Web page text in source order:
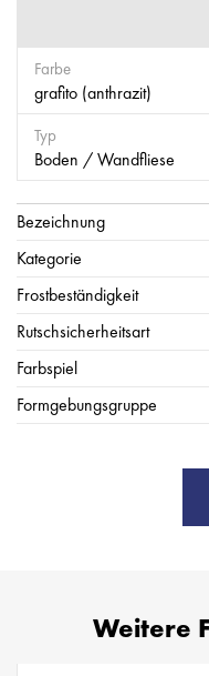
Farbe
grafito (anthrazit)
Typ
Boden / Wandfliese
Bezeichnung
Kategorie
Frostbeständigkeit
Rutschsicherheitsart
Farbspiel
Formgebungsgruppe
Weitere